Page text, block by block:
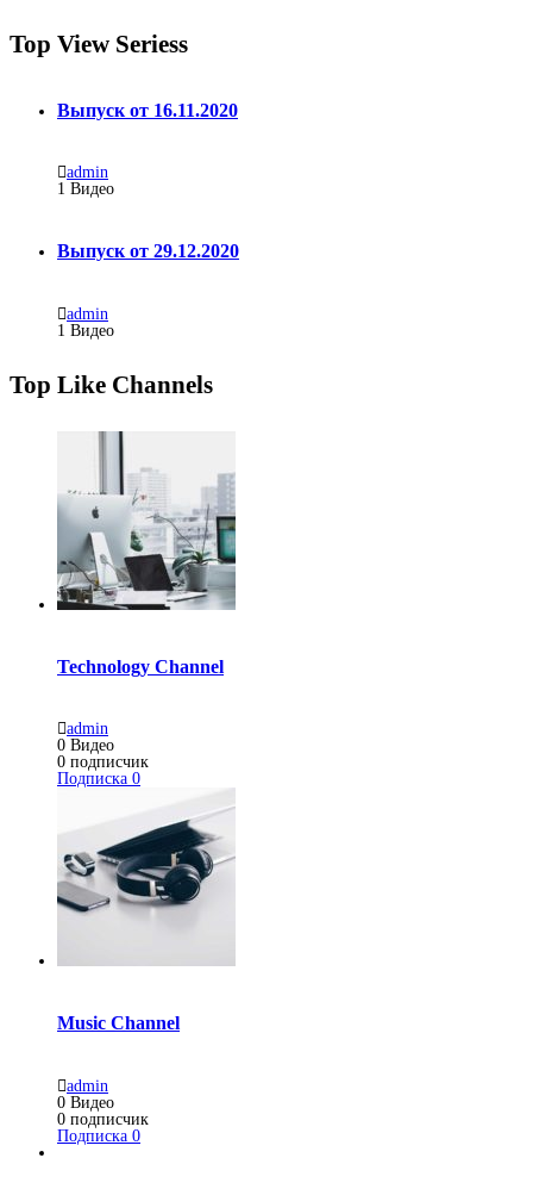
Top View Seriess
Выпуск от 16.11.2020
admin
1 Видео
Выпуск от 29.12.2020
admin
1 Видео
Top Like Channels
Technology Channel
admin
0 Видео
0 подписчик
Подписка 0
Music Channel
admin
0 Видео
0 подписчик
Подписка 0